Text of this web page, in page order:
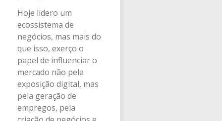
Hoje lidero um
ecossistema de
negócios, mas mais do
que isso, exerço o
papel de influenciar o
mercado não pela
exposição digital, mas
pela geração de
empregos, pela